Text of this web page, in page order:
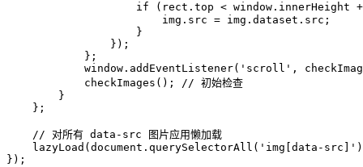
if (rect.top < window.innerHeight +
                        img.src = img.dataset.src;
                    }
                });
            };
window.addEventListener('scroll',
            checkImages(); // 初始检查
        }
    };
    // 对所有 data-src 图片应用懒加载
lazyLoad(document.querySelectorAll('img[data-
});